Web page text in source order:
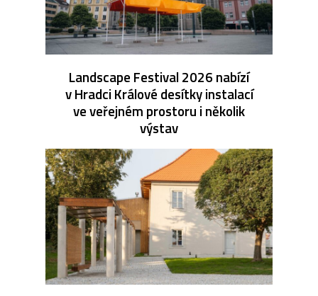
Landscape Festival 2026 nabízí
v Hradci Králové desítky instalací
ve veřejném prostoru i několik
výstav